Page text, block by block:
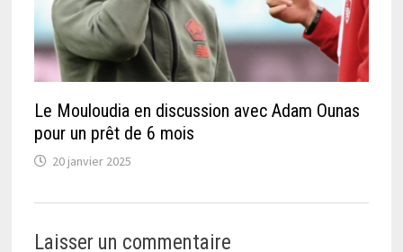
Le Mouloudia en discussion avec Adam Ounas
pour un prêt de 6 mois
20 janvier 2025
Laisser un commentaire